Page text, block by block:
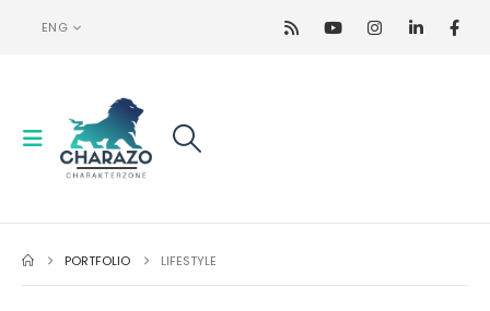
ENG
PORTFOLIO LIFESTYLE